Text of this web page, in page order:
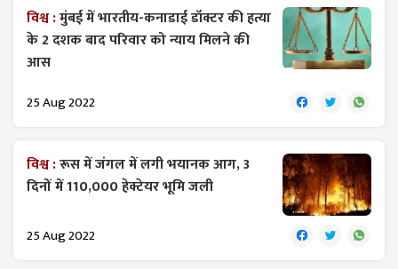
विश्व :मुंबई में भारतीय-कनाडाई डॉक्टर की हत्या
के 2 दशक बाद परिवार को न्याय मिलने की
आस
25 Aug 2022
विश्व :रूस में जंगल में लगी भयानक आग, 3
दिनों में 110,000 हेक्टेयर भूमि जली
25 Aug 2022